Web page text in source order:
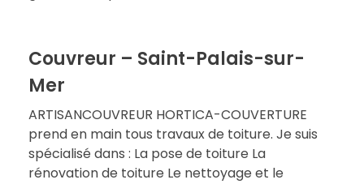
Couvreur – Saint-Palais-sur-
Mer
ARTISANCOUVREUR HORTICA-COUVERTURE
prend en main tous travaux de toiture. Je suis
spécialisé dans : La pose de toiture La
rénovation de toiture Le nettoyage et le